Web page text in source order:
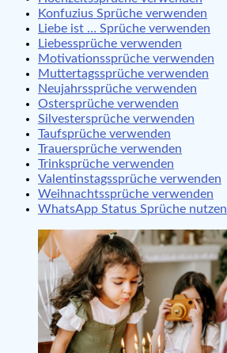
Konfuzius Sprüche verwenden
Liebe ist … Sprüche verwenden
Liebessprüche verwenden
Motivationssprüche verwenden
Muttertagssprüche verwenden
Neujahrssprüche verwenden
Ostersprüche verwenden
Silvestersprüche verwenden
Taufsprüche verwenden
Trauersprüche verwenden
Trinksprüche verwenden
Valentinstagssprüche verwenden
Weihnachtssprüche verwenden
WhatsApp Status Sprüche nutzen